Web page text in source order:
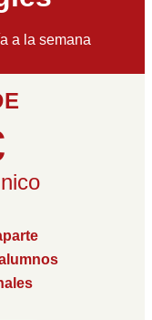
a la semana